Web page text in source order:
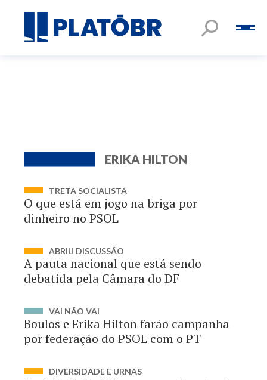
ERIKA HILTON
TRETA SOCIALISTA
O que está em jogo na briga por
dinheiro no PSOL
ABRIU DISCUSSÃO
A pauta nacional que está sendo
debatida pela Câmara do DF
VAI NÃO VAI
Boulos e Erika Hilton farão campanha
por federação do PSOL com o PT
DIVERSIDADE E URNAS